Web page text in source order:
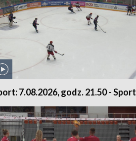
7.08.2026, godz. 21.50 - Sport